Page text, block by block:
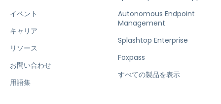
イベント
キャリア
リソース
お問い合わせ
用語集
Autonomous Endpoint
Management
Splashtop Enterprise
Foxpass
すべての製品を表示